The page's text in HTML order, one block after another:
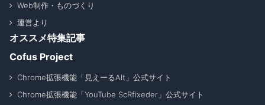
Web制作・ものづくり
運営より
オススメ特集記事
Cofus Project
Chrome拡張機能「見えーるAlt」公式サイト
Chrome拡張機能「YouTube ScRfixeder」公式サイト